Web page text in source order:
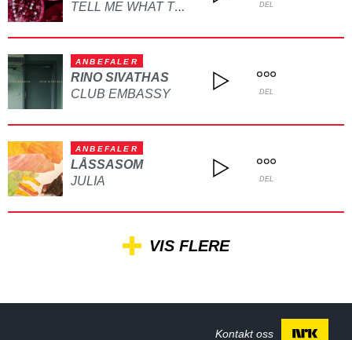
TELL ME WHAT TO DO DEL
ANBEFALER
RINO SIVATHAS
CLUB EMBASSY
DEL
ANBEFALER
LÅSSASOM
JULIA
DEL
VIS FLERE
Kontakt oss